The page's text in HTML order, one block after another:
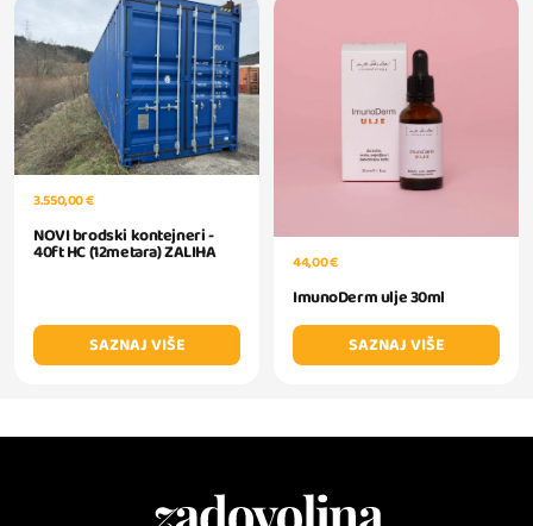
3.550,00 €
NOVI brodski kontejneri -
40ft HC (12metara) ZALIHA
SAZNAJ VIŠE
44,00 €
ImunoDerm ulje 30ml
SAZNAJ VIŠE